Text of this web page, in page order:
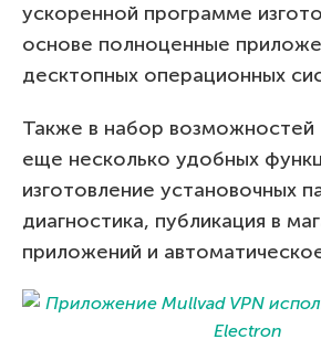
ускоренной программе
основе полноценные
десктопных операционных
Также в набор возможностей
еще несколько удобных
изготовление установочных
диагностика, публикация в
приложений и